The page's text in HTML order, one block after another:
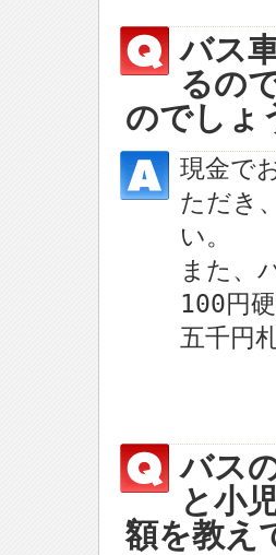
バス
るの
のでしょ
現金で
ただき
い。
また、
100円
五千円
バス
と小
額を教え